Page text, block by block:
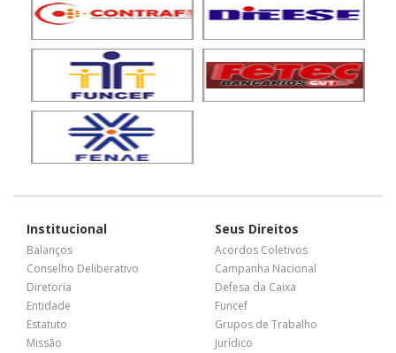
Institucional
Balanços
Conselho Deliberativo
Diretoria
Entidade
Estatuto
Missão
Seus Direitos
Acordos Coletivos
Campanha Nacional
Defesa da Caixa
Funcef
Grupos de Trabalho
Jurídico